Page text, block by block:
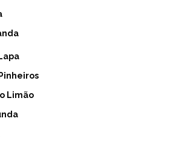
Limão